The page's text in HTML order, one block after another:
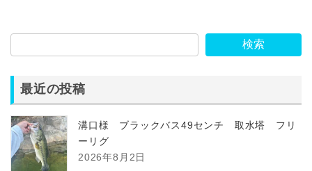
検索
最近の投稿
溝口様 ブラックバス49センチ 取水塔 フリ
ーリグ
2026年8月2日